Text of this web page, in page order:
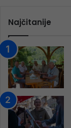
Najčitanije